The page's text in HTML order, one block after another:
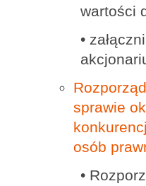
wartości
•
sprawie
osób
•